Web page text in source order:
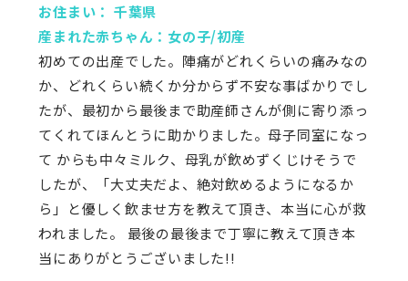
お住まい： 千葉県
産まれた赤ちゃん：女の子/初産
初めての出産でした。陣痛がどれくらいの痛みなの
か、どれくらい続くか分からず不安な事ばかりでし
たが、最初から最後まで助産師さんが側に寄り添っ
てくれてほんとうに助かりました。母子同室になっ
て からも中々ミルク、母乳が飲めずくじけそうで
したが、「大丈夫だよ、絶対飲めるようになるか
ら」と優しく飲ませ方を教えて頂き、本当に心が救
われました。 最後の最後まで丁寧に教えて頂き本
当にありがとうございました!!